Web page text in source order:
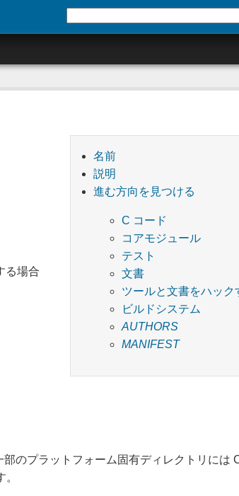
名前
説明
進む方向を見つける
C コード
コアモジュール
テスト
文書
ツールと文書をハック
ビルドシステム
AUTHORS
MANIFEST
る場合
のプラットフォーム固有ディレクトリには